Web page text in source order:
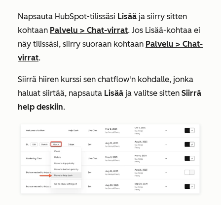
Napsauta HubSpot-tilissäsi Lisää ja siirry sitten
kohtaan Palvelu > Chat-virrat. Jos Lisää-kohtaa ei
näy tilissäsi, siirry suoraan kohtaan Palvelu > Chat-
virrat.
Siirrä hiiren kurssi sen chatflow'n kohdalle, jonka
haluat siirtää, napsauta Lisää ja valitse sitten Siirrä
help deskiin.